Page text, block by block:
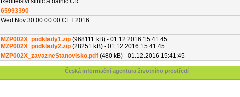
65993390
Wed Nov 30 00:00:00 CET 2016
MZP002X_podklady1.zip (968111 kB) - 01.12.2016 15:41:45
MZP002X_podklady2.zip (28251 kB) - 01.12.2016 15:41:45
MZP002X_zavazneStanovisko.pdf (480 kB) - 01.12.2016 15:41:45
Česká informační agentura životního prostředí